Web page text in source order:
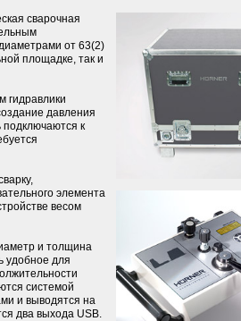
сварочная
от 63(2)
площадке, так и
гидравлики
давления
к
элемента
весом
и толщина
удобное для
системой
и выводятся на
два выхода USB.